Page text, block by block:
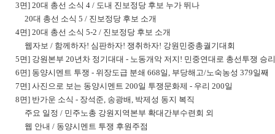
3면] 20대 총선 소식 4 / 도내 진보정당 후보 누가 뛰나
20대 총선 소식 5 / 진보정당 후보 소개
4면] 20대 총선 소식 5-2 / 진보정당 후보 소개
웹자보 / 함께하자! 심판하자! 쟁취하자! 강원민중총궐기대회
5면] 강원본부 20년차 정기대대 - 노동개악 저지! 민중연대로 총선투쟁 승
6면] 동양시멘트 투쟁 - 위장도급 분쇄 668일, 부당해고/노숙농성 379일째
7면] 사진으로 보는 동양시멘트 200일 투쟁문화제 - 우리 200일
8면] 반가운 소식 - 장석준, 송광배, 박제성 동지 복직
주요 일정 / 민주노총 강원지역본부 확대간부수련회 외
웹 안내 / 동양시멘트 투쟁 후원주점